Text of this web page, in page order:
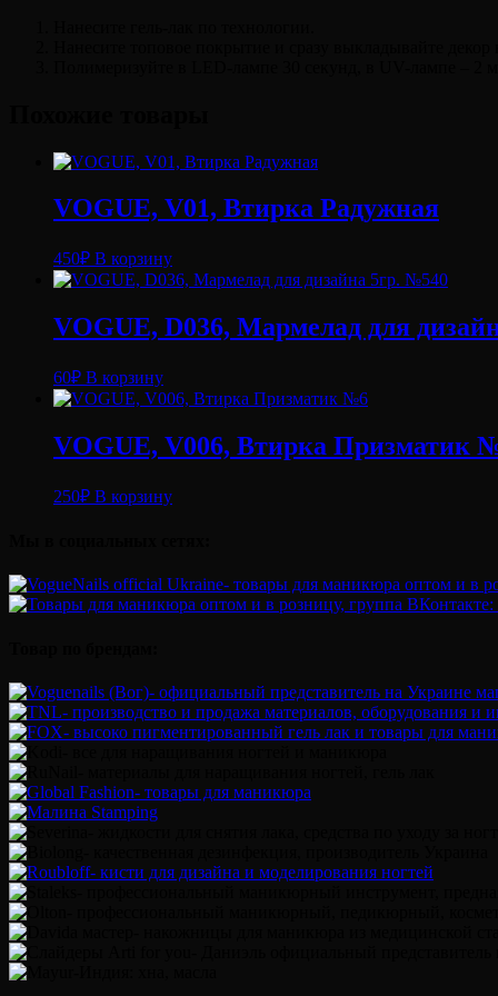
VOGUE, V01, Втирка Радужная
450₽ В корзину
VOGUE, D036, Мармелад для
60₽ В корзину
VOGUE, V006, Втирка Призматик
250₽ В корзину